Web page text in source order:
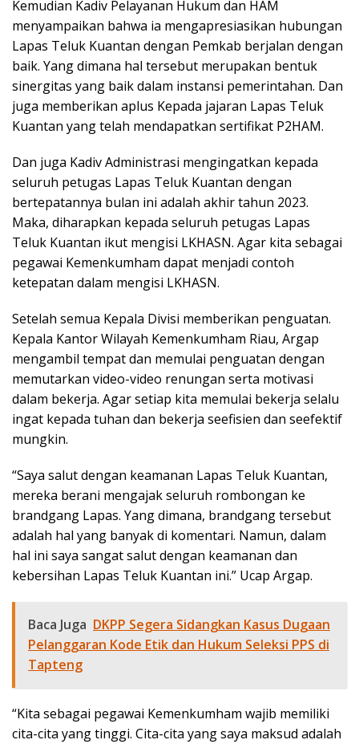
Kemudian Kadiv Pelayanan Hukum dan HAM
menyampaikan bahwa ia mengapresiasikan hubungan
Lapas Teluk Kuantan dengan Pemkab berjalan dengan
baik. Yang dimana hal tersebut merupakan bentuk
sinergitas yang baik dalam instansi pemerintahan. Dan
juga memberikan aplus Kepada jajaran Lapas Teluk
Kuantan yang telah mendapatkan sertifikat P2HAM.
Dan juga Kadiv Administrasi mengingatkan kepada
seluruh petugas Lapas Teluk Kuantan dengan
bertepatannya bulan ini adalah akhir tahun 2023.
Maka, diharapkan kepada seluruh petugas Lapas
Teluk Kuantan ikut mengisi LKHASN. Agar kita sebagai
pegawai Kemenkumham dapat menjadi contoh
ketepatan dalam mengisi LKHASN.
Setelah semua Kepala Divisi memberikan penguatan.
Kepala Kantor Wilayah Kemenkumham Riau, Argap
mengambil tempat dan memulai penguatan dengan
memutarkan video-video renungan serta motivasi
dalam bekerja. Agar setiap kita memulai bekerja selalu
ingat kepada tuhan dan bekerja seefisien dan seefektif
mungkin.
“Saya salut dengan keamanan Lapas Teluk Kuantan,
mereka berani mengajak seluruh rombongan ke
brandgang Lapas. Yang dimana, brandgang tersebut
adalah hal yang banyak di komentari. Namun, dalam
hal ini saya sangat salut dengan keamanan dan
kebersihan Lapas Teluk Kuantan ini.” Ucap Argap.
Baca Juga DKPP Segera Sidangkan Kasus Dugaan
Pelanggaran Kode Etik dan Hukum Seleksi PPS di
Tapteng
“Kita sebagai pegawai Kemenkumham wajib memiliki
cita-cita yang tinggi. Cita-cita yang saya maksud adalah